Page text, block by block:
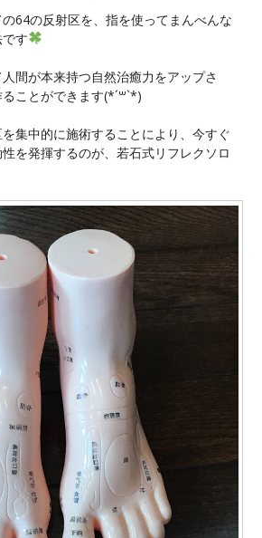
64の反射区を、指を使ってまんべんな
す
間が本来持つ自然治癒力をアップさ
ことができます(*´꒳`*)
集中的に施術することにより、今すぐ
を発揮するのが、若石式リフレクソロ